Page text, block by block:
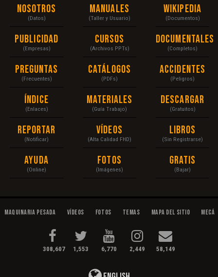
Nosotros
(Datos)
Publicidad
(Empresas)
Preguntas
(Frecuentes)
Índice
(Enlaces)
Reportar
(Notificar)
Ayuda
(Online)
Manuales
(Taller y Usuario)
Cursos
(Archivos PPTs)
Catálogos
(PDFs)
Materiales
(Guía Trabajo)
Vídeos
(Alta Calidad FHD)
Fotos
(Imágenes)
Wikipedia
(Documentos)
Documentales
(Completos)
Accidentes
(Peligros)
Descargar
(Gratuitos)
Libros
(Sin Registrarse)
Gratis
(Bajar)
Maquinaria Pesada Vídeos Fotos Temas Mapa del Sitio
308,607 1,553 6,770 2,449 58,149